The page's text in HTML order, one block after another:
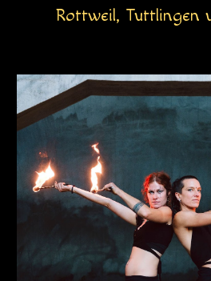
Rottweil, Tuttlingen